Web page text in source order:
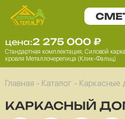
Главная - Каталог - Каркасные
КАРКАСНЫЙ
цена:2 275 000 ₽
Стандартная комплектация, Силовой
кровля Металлочерепица (Клик-Фальц)